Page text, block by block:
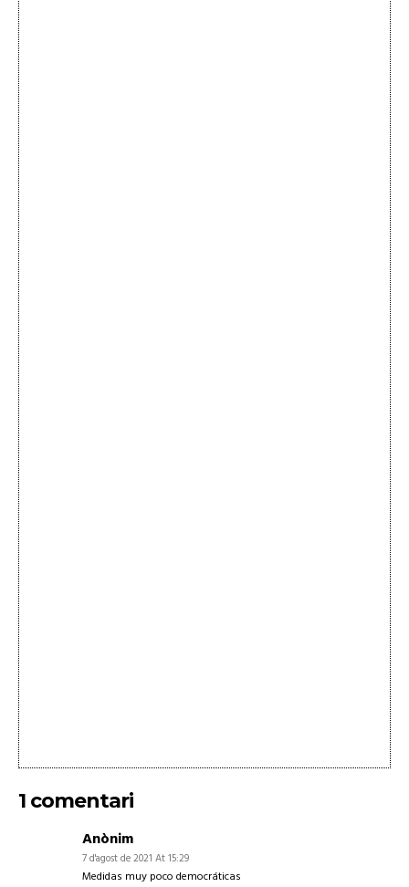
1 comentari
Anònim
7 d'agost de 2021 At 15:29
Medidas muy poco democráticas